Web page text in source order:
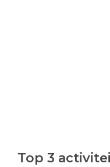
Top 3